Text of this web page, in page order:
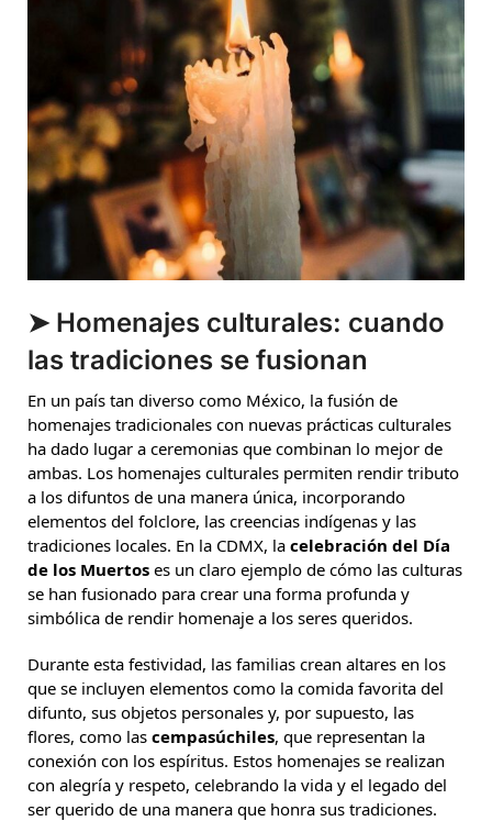
➤ Homenajes culturales: cuando
las tradiciones se fusionan
En un país tan diverso como México, la fusión de
homenajes tradicionales con nuevas prácticas culturales
ha dado lugar a ceremonias que combinan lo mejor de
ambas. Los homenajes culturales permiten rendir tributo
a los difuntos de una manera única, incorporando
elementos del folclore, las creencias indígenas y las
tradiciones locales. En la CDMX, la celebración del Día
de los Muertos es un claro ejemplo de cómo las culturas
se han fusionado para crear una forma profunda y
simbólica de rendir homenaje a los seres queridos.
Durante esta festividad, las familias crean altares en los
que se incluyen elementos como la comida favorita del
difunto, sus objetos personales y, por supuesto, las
flores, como las cempasúchiles, que representan la
conexión con los espíritus. Estos homenajes se realizan
con alegría y respeto, celebrando la vida y el legado del
ser querido de una manera que honra sus tradiciones.